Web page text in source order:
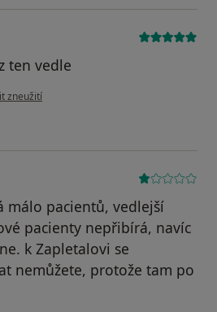
ten vedle
uživatele Pacient
zneužití
málo pacientů, vedlejší
pacienty nepřibírá, navíc
k Zapletalovi se
nemůžete, protože tam po